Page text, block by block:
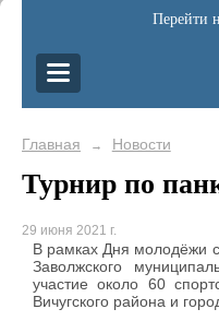
Перейти
Главная → Новости
Турнир по
29 июня 2021 г.
В рамках Дня молодёжи
Заволжского
участие около 60
Вичугского района и